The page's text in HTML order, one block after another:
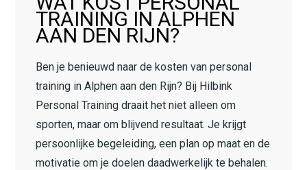
TRAINING IN ALPHEN
AAN DEN RIJN?
Ben je benieuwd naar de kosten van personal
training in Alphen aan den Rijn? Bij Hilbink
Personal Training draait het niet alleen om
sporten, maar om blijvend resultaat. Je krijgt
persoonlijke begeleiding, een plan op maat en de
motivatie om je doelen daadwerkelijk te behalen.